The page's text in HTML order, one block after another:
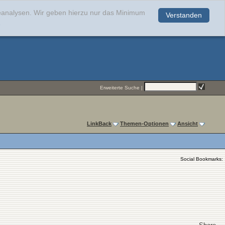
Verstanden
Wir geben hierzu nur das Minimum
Erweiterte Suche |
LinkBack Themen-Optionen Ansicht
Social Bookmarks: